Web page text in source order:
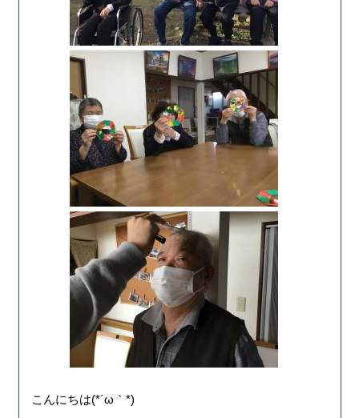
こんにちは(*´ω｀*)